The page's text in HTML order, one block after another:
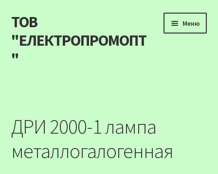
Перейти
до
навігації
Перейти
до
вмісту
ТОВ
"ЕЛЕКТРОПРОМОПТ
"
Меню
Прайс
Контакти
ДРИ 2000-1 лампа
металлогалогенная